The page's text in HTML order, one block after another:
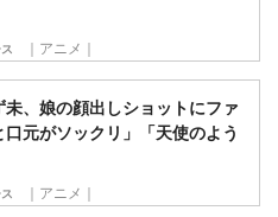
｜アニメ｜
、娘の顔出しショットにファ
元がソックリ」「天使のよう
｜アニメ｜